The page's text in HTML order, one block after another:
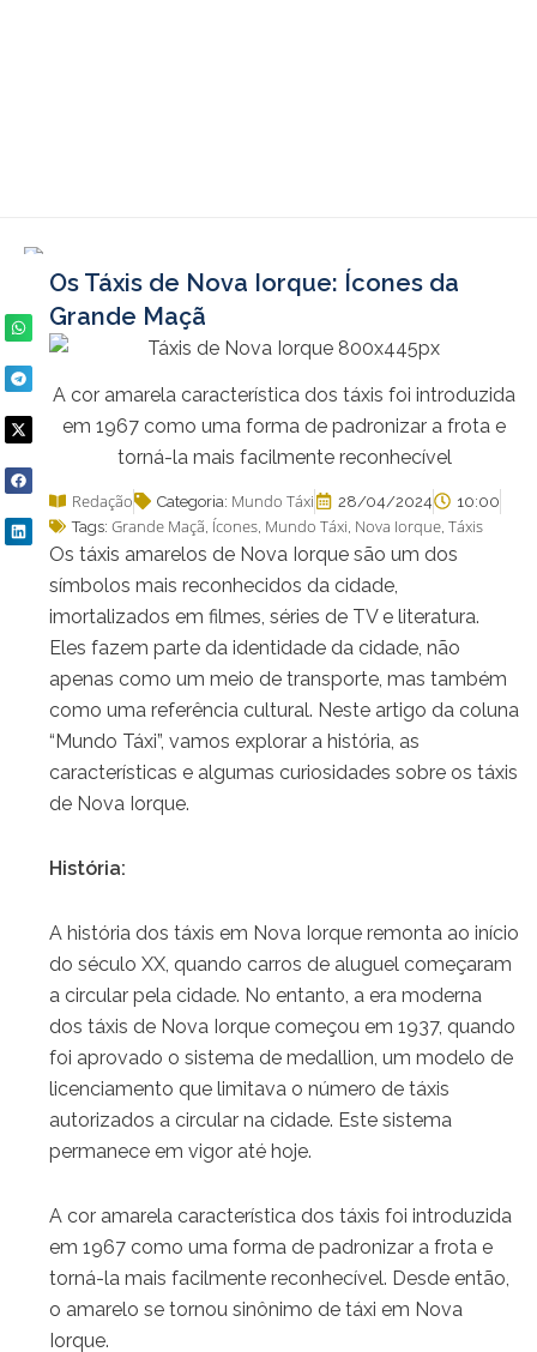
Os Táxis de Nova Iorque: Ícones da
Grande Maçã
A cor amarela característica dos táxis foi introduzida
em 1967 como uma forma de padronizar a frota e
torná-la mais facilmente reconhecível
Redação Categoria: Mundo Táxi 28/04/2024
10:00
Tags:Grande Maçã Ícones Mundo Táxi Nova Iorque ,Táxis
Os táxis amarelos de Nova Iorque são um dos
símbolos mais reconhecidos da cidade,
imortalizados em filmes, séries de TV e literatura.
Eles fazem parte da identidade da cidade, não
apenas como um meio de transporte, mas também
como uma referência cultural. Neste artigo da coluna
“Mundo Táxi”, vamos explorar a história, as
características e algumas curiosidades sobre os táxis
de Nova Iorque.
História:
A história dos táxis em Nova Iorque remonta ao início
do século XX, quando carros de aluguel começaram
a circular pela cidade. No entanto, a era moderna
dos táxis de Nova Iorque começou em 1937, quando
foi aprovado o sistema de medallion, um modelo de
licenciamento que limitava o número de táxis
autorizados a circular na cidade. Este sistema
permanece em vigor até hoje.
A cor amarela característica dos táxis foi introduzida
em 1967 como uma forma de padronizar a frota e
torná-la mais facilmente reconhecível. Desde então,
o amarelo se tornou sinônimo de táxi em Nova
Iorque.